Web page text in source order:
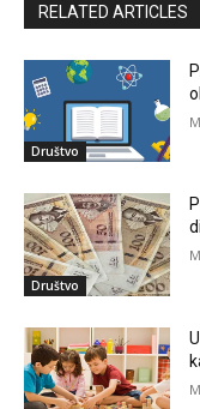
RELATED ARTICLES
Društvo
Društvo